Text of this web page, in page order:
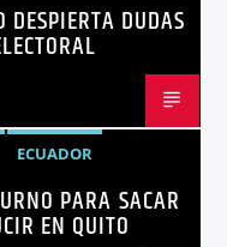
DUDAS
ECUADOR
PARA SACAR
EN QUITO